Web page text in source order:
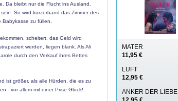
Da bleibt nur die Flucht ins Ausland.
So wird kurzerhand das Zimmer des
zu füllen.
scheitert, das Geld wird
werden, liegen blank. Als Ali
durch den Verkauf ihres Bettes
ist größer, als alle Hürden, die es zu
- vor allem mit einer Prise Glück!
MATER
11,95 €
LUFT
12,95 €
ANKER DER LIEBE